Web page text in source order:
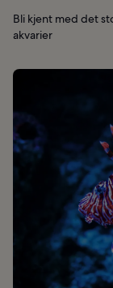
Bli kjent med det
akvarier